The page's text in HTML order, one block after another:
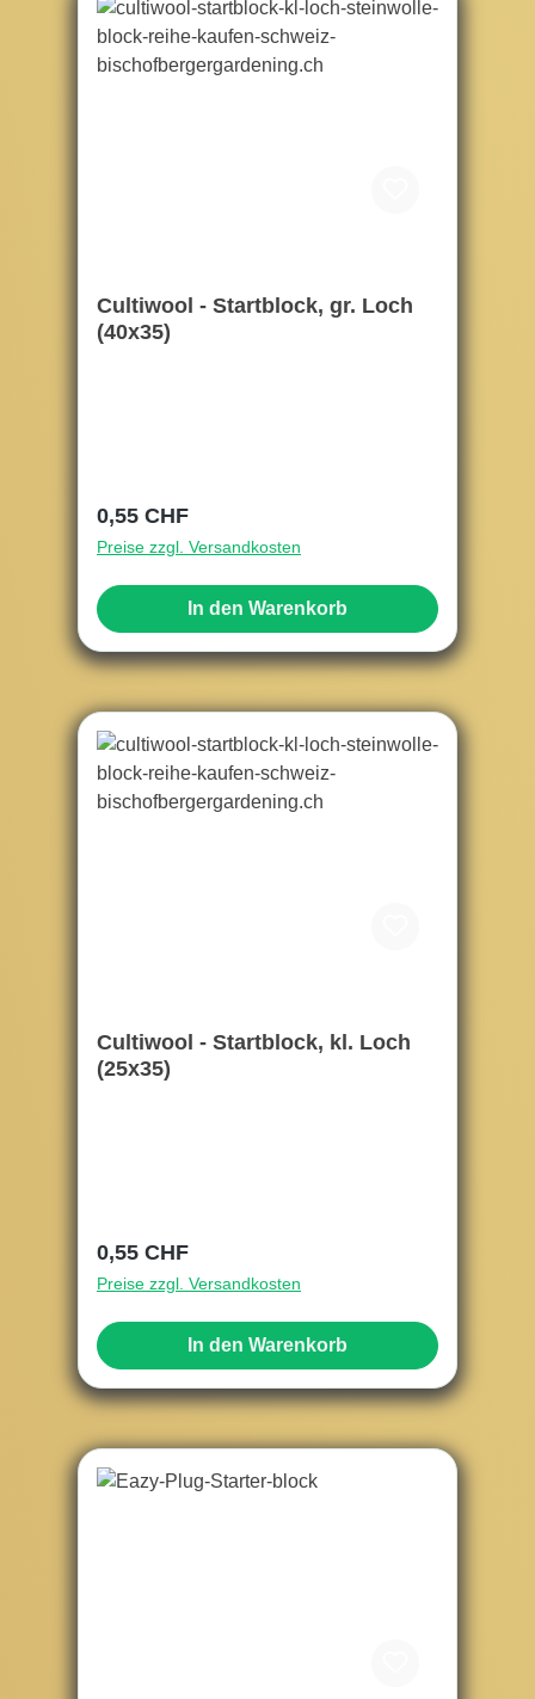
Cultiwool - Startblock, gr. Loch
(40x35)
Regulärer Preis:
0,55 CHF
Preise zzgl. Versandkosten
In den Warenkorb
Cultiwool - Startblock, kl. Loch
(25x35)
Regulärer Preis:
0,55 CHF
Preise zzgl. Versandkosten
In den Warenkorb